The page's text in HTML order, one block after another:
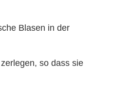
Blasen in der
so dass sie